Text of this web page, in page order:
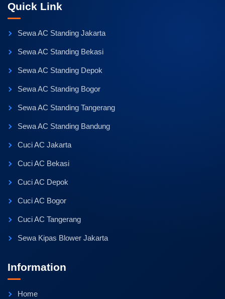
Quick Link
Sewa AC Standing Jakarta
Sewa AC Standing Bekasi
Sewa AC Standing Depok
Sewa AC Standing Bogor
Sewa AC Standing Tangerang
Sewa AC Standing Bandung
Cuci AC Jakarta
Cuci AC Bekasi
Cuci AC Depok
Cuci AC Bogor
Cuci AC Tangerang
Sewa Kipas Blower Jakarta
Information
Home